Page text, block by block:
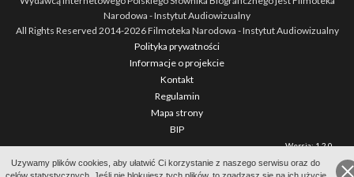
Uzywamy plików cookies, aby ułatwić Ci korzystanie z naszego serwisu oraz do
Narodowa - Instytut Audiowizualny
All Rights Reserved 2014-2026Filmoteka Narodowa - Instytut Audiowizualny
Polityka prywatności
Informacje o projekcie
Kontakt
Regulamin
Mapa strony
BIP
Wersja: 1.2.0